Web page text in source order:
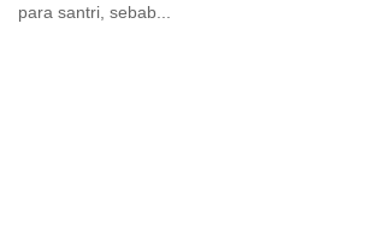
para santri, sebab...